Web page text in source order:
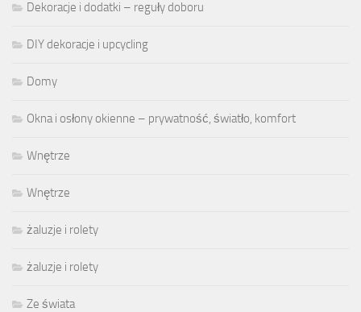
Dekoracje i dodatki – reguły doboru
DIY dekoracje i upcycling
Domy
Okna i osłony okienne – prywatność, światło, komfort
Wnętrze
Wnętrze
żaluzje i rolety
żaluzje i rolety
Ze świata